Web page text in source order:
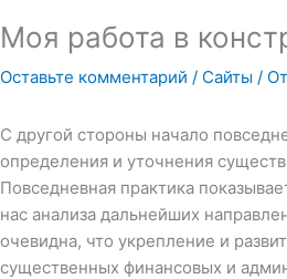
Моя работа в
Оставьте комментарий / Сайты / От
С другой стороны начало
определения и уточнения
Повседневная практика
нас анализа дальнейших
очевидна, что укрепление и
существенных финансовых и